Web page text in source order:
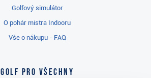
Golfový simulátor
O pohár mistra Indooru
Vše o nákupu - FAQ
Golf pro všechny